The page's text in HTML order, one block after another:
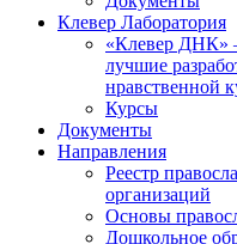
Клевер Лаборатория
«Клевер ДНК»
лучшие
нравственной
Курсы
Документы
Направления
Реестр
организаций
Основы
Дошкольное